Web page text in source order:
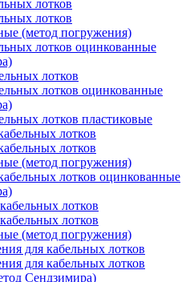
лотков
лотков
(метод погружения)
лотков оцинкованные
лотков
лотков оцинкованные
лотков пластиковые
лотков
лотков
(метод погружения)
лотков оцинкованные
лотков
лотков
(метод погружения)
для кабельных лотков
для кабельных лотков
Сендзимира)